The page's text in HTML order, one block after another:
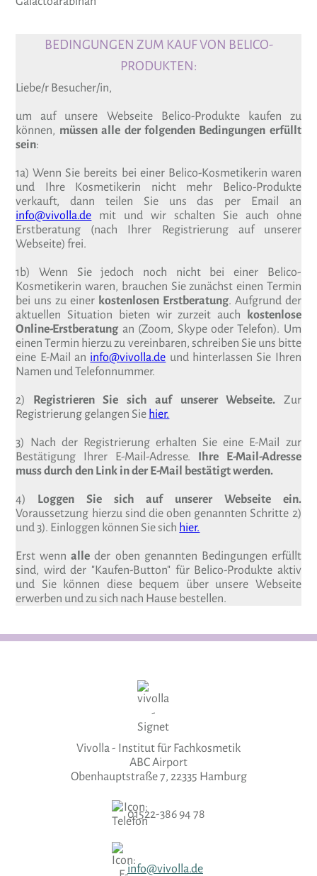
BEDINGUNGEN ZUM KAUF VON BELICO-
PRODUKTEN:
Liebe/r Besucher/in,
um auf unsere Webseite Belico-Produkte kaufen zu
können, müssen alle der folgenden Bedingungen erfüllt
sein:
1a) Wenn Sie bereits bei einer Belico-Kosmetikerin waren
und Ihre Kosmetikerin nicht mehr Belico-Produkte
verkauft, dann teilen Sie uns das per Email an
info@vivolla.de mit und wir schalten Sie auch ohne
Erstberatung (nach Ihrer Registrierung auf unserer
Webseite) frei.
1b) Wenn Sie jedoch noch nicht bei einer Belico-
Kosmetikerin waren, brauchen Sie zunächst einen Termin
bei uns zu einer kostenlosen Erstberatung. Aufgrund der
aktuellen Situation bieten wir zurzeit auch kostenlose
Online-Erstberatung an (Zoom, Skype oder Telefon). Um
einen Termin hierzu zu vereinbaren, schreiben Sie uns bitte
eine E-Mail an info@vivolla.de und hinterlassen Sie Ihren
Namen und Telefonnummer.
2) Registrieren Sie sich auf unserer Webseite. Zur
Registrierung gelangen Siehier.
3) Nach der Registrierung erhalten Sie eine E-Mail zur
Bestätigung Ihrer E-Mail-Adresse. Ihre E-Mail-Adresse
muss durch den Link in der E-Mail bestätigt werden.
4) Loggen Sie sich auf unserer Webseite ein.
Voraussetzung hierzu sind die oben genannten Schritte 2)
und 3). Einloggen können Sie sich hier.
Erst wennalle der oben genannten Bedingungen erfüllt
sind, wird der "Kaufen-Button" für Belico-Produkte aktiv
und Sie können diese bequem über unsere Webseite
erwerben und zu sich nach Hause bestellen.
Vivolla - Institut für Fachkosmetik
ABC Airport
Obenhauptstraße 7, 22335 Hamburg
01522-386 94 78
info@vivolla.de